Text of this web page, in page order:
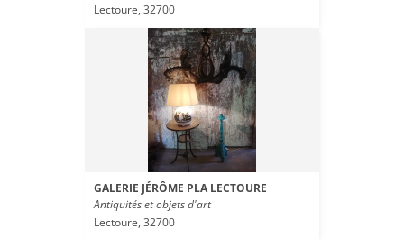
Lectoure, 32700
GALERIE JÉRÔME PLA LECTOURE
Antiquités et objets d'art
Lectoure, 32700